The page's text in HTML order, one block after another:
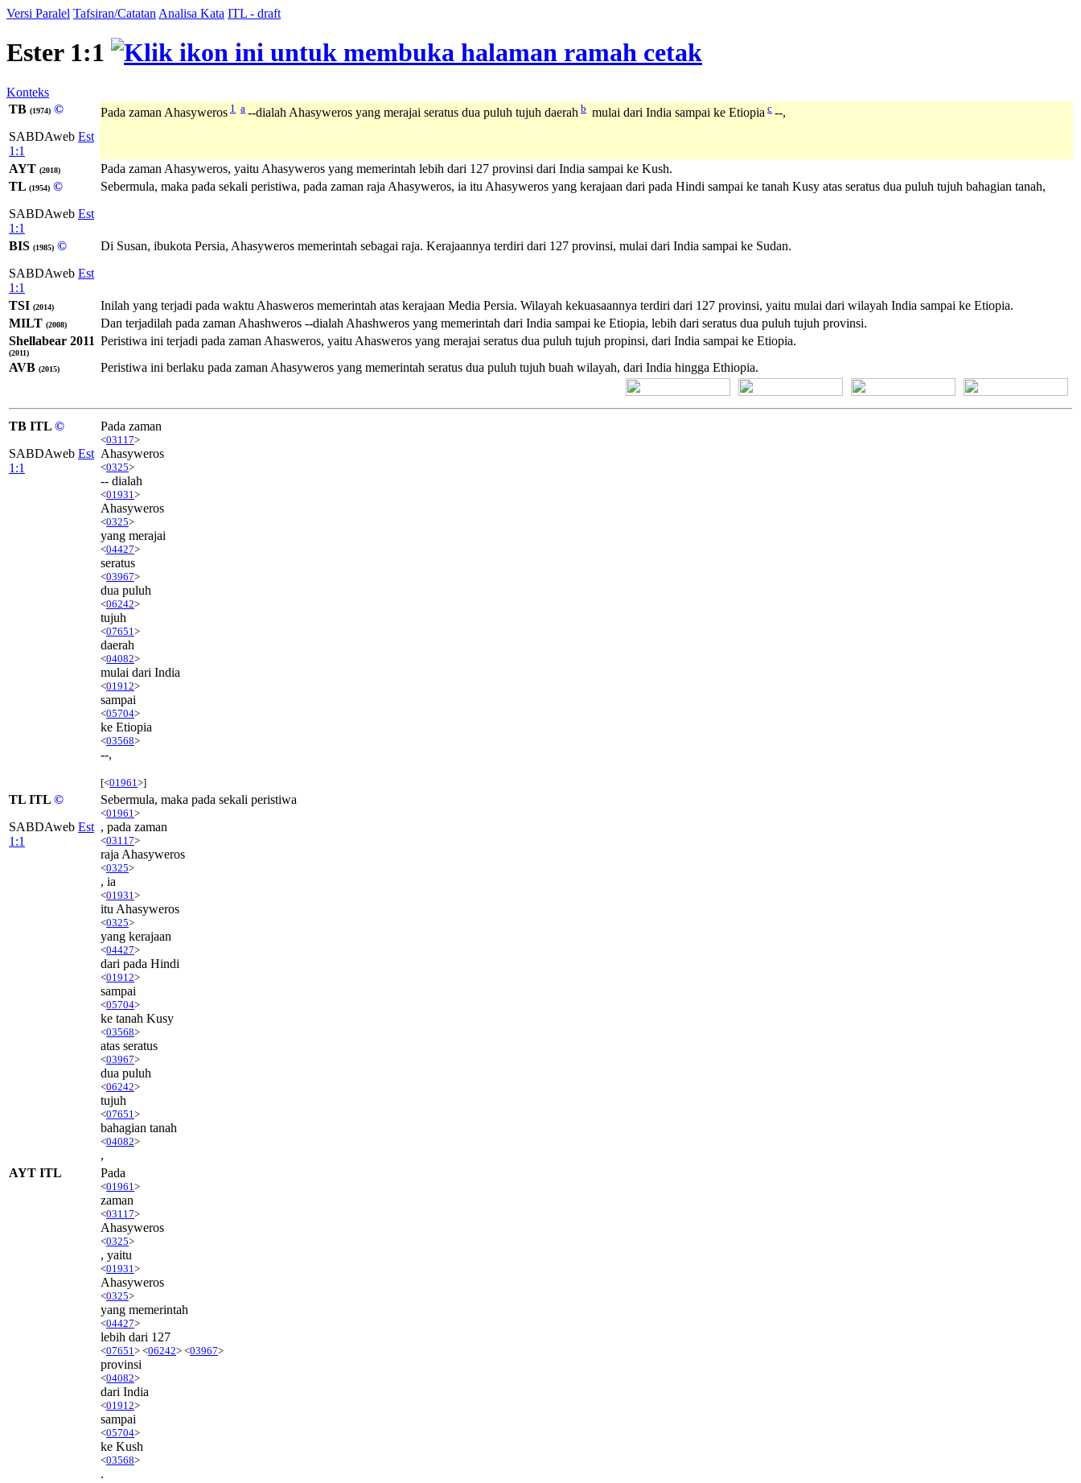
Versi Paralel Tafsiran/Catatan Analisa Kata ITL - draft
Ester 1:1
Konteks
TB (1974) ©
SABDAweb Est
1:1
Pada zaman Ahasyweros 1 a --dialah Ahasyweros yang merajai seratus dua puluh tujuh daerah b mulai dari India sampai ke Etiopia c --,
AYT (2018)
Pada zaman Ahasyweros, yaitu Ahasyweros yang memerintah lebih dari 127 provinsi dari India sampai ke Kush.
TL (1954) ©
SABDAweb Est
1:1
Sebermula, maka pada sekali peristiwa, pada zaman raja Ahasyweros, ia itu Ahasyweros yang kerajaan dari pada Hindi sampai ke tanah Kusy atas seratus dua puluh tujuh bahagian tanah,
BIS (1985) ©
SABDAweb Est
1:1
Di Susan, ibukota Persia, Ahasyweros memerintah sebagai raja. Kerajaannya terdiri dari 127 provinsi, mulai dari India sampai ke Sudan.
TSI (2014)
Inilah yang terjadi pada waktu Ahasweros memerintah atas kerajaan Media Persia. Wilayah kekuasaannya terdiri dari 127 provinsi, yaitu mulai dari wilayah India sampai ke Etiopia.
MILT (2008)
Dan terjadilah pada zaman Ahashweros --dialah Ahashweros yang memerintah dari India sampai ke Etiopia, lebih dari seratus dua puluh tujuh provinsi.
Shellabear 2011
(2011)
Peristiwa ini terjadi pada zaman Ahasweros, yaitu Ahasweros yang merajai seratus dua puluh tujuh propinsi, dari India sampai ke Etiopia.
AVB (2015) Peristiwa ini berlaku pada zaman Ahasyweros yang memerintah seratus dua puluh tujuh buah wilayah, dari India hingga Ethiopia.
TB ITL ©
SABDAweb Est
1:1
Pada zaman
<03117>
Ahasyweros
<0325>
-- dialah
<01931 >
Ahasyweros
<0325>
yang merajai
<04427>
seratus
<03967>
dua puluh
<06242>
tujuh
<07651 >
daerah
<04082>
mulai dari India
<01912>
sampai
<05704>
ke Etiopia
<03568>
--,
[<01961 >]
TL ITL ©
SABDAweb Est
1:1
Sebermula, maka pada sekali peristiwa
<01961 >
, pada zaman
<03117>
raja Ahasyweros
<0325>
, ia
<01931 >
itu Ahasyweros
<0325>
yang kerajaan
<04427>
dari pada Hindi
<01912>
sampai
<05704>
ke tanah Kusy
<03568>
atas seratus
<03967>
dua puluh
<06242>
tujuh
<07651 >
bahagian tanah
<04082>
,
AYT ITL
Pada
<01961 >
zaman
<03117>
Ahasyweros
<0325>
, yaitu
<01931 >
Ahasyweros
<0325>
yang memerintah
<04427>
lebih dari 127
<07651 > <06242> <03967>
provinsi
<04082>
dari India
<01912>
sampai
<05704>
ke Kush
<03568>
.